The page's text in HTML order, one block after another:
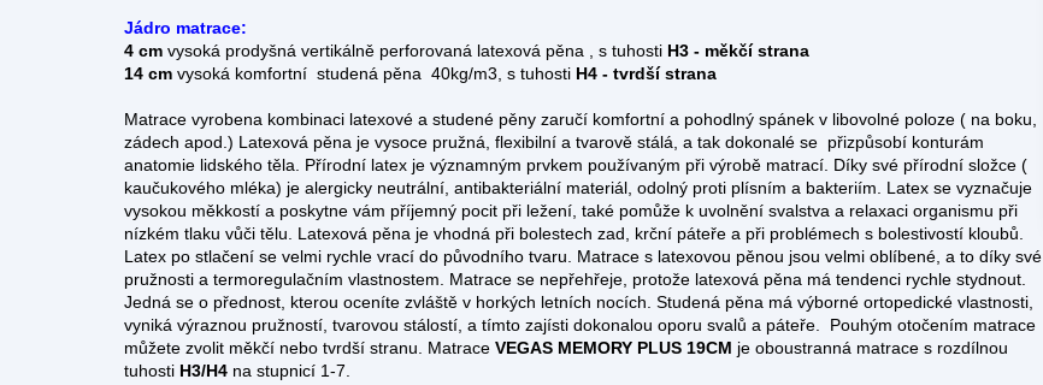
Jádro matrace:
4 cm vysoká prodyšná vertikálně perforovaná latexová pěna , s tuhosti H3 - měkčí strana
14 cm vysoká komfortní studená pěna 40kg/m3, s tuhosti H4 - tvrdší strana
Matrace vyrobena kombinaci latexové a studené pěny zaručí komfortní a pohodlný spánek v libovolné poloze ( na boku,
zádech apod.) Latexová pěna je vysoce pružná, flexibilní a tvarově stálá, a tak dokonalé se přizpůsobí konturám
anatomie lidského těla. Přírodní latex je významným prvkem používaným při výrobě matrací. Díky své přírodní složce (
kaučukového mléka) je alergicky neutrální, antibakteriální materiál, odolný proti plísním a bakteriím. Latex se vyznačuje
vysokou měkkostí a poskytne vám příjemný pocit při ležení, také pomůže k uvolnění svalstva a relaxaci organismu při
nízkém tlaku vůči tělu. Latexová pěna je vhodná při bolestech zad, krční páteře a při problémech s bolestivostí kloubů.
Latex po stlačení se velmi rychle vrací do původního tvaru. Matrace s latexovou pěnou jsou velmi oblíbené, a to díky své
pružnosti a termoregulačním vlastnostem. Matrace se nepřehřeje, protože latexová pěna má tendenci rychle stydnout.
Jedná se o přednost, kterou oceníte zvláště v horkých letních nocích. Studená pěna má výborné ortopedické vlastnosti,
vyniká výraznou pružností, tvarovou stálostí, a tímto zajísti dokonalou oporu svalů a páteře. Pouhým otočením matrace
můžete zvolit měkčí nebo tvrdší stranu. Matrace VEGAS MEMORY PLUS 19CM je oboustranná matrace s rozdílnou
tuhosti H3/H4 na stupnicí 1-7.